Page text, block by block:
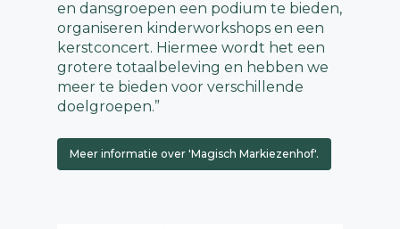
en dansgroepen een podium te bieden,
organiseren kinderworkshops en een
kerstconcert. Hiermee wordt het een
grotere totaalbeleving en hebben we
meer te bieden voor verschillende
doelgroepen.”
Meer informatie over 'Magisch Markiezenhof'.